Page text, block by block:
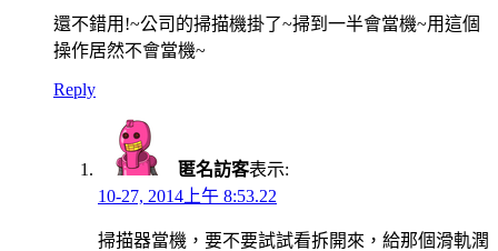
還不錯用!~公司的掃描機掛了~掃到一半會當機~用這個
操作居然不會當機~
Reply
匿名訪客表示:
10-27, 2014上午 8:53.22
掃描器當機，要不要試試看拆開來，給那個滑軌潤